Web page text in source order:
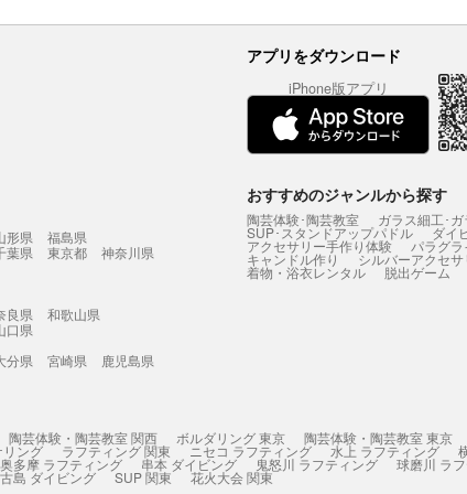
アプリをダウンロード
iPhone版アプリ
形県
福島県
葉県
東京都 神奈川県
良県
和歌山県
口県
分県
宮崎県 鹿児島県
おすすめのジャンルから探す
陶芸体験･陶芸教室 ガラス細工･
SUP･スタンドアップパドル ダイ
アクセサリー手作り体験 パラグ
キャンドル作り シルバーアクセ
着物・浴衣レンタル 脱出ゲーム
陶芸体験・陶芸教室 関西 ボルダリング 東京 陶芸体験・陶芸教室 東京
ング ラフティング 関東 ニセコ ラフティング 水上 ラフティング
奥多摩 ラフティング 串本 ダイビング 鬼怒川 ラフティング 球磨川 ラ
島 ダイビング SUP 関東 花火大会 関東